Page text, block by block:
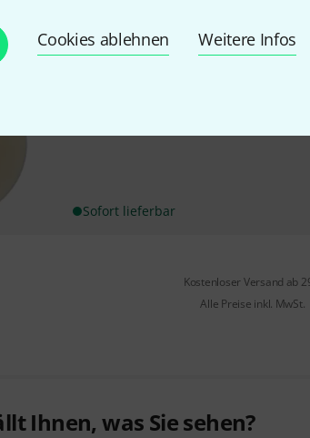
Cookies ablehnen Weitere Infos
Sofort lieferbar
Kostenloser Versand ab
Alle Preise inkl. MwSt.
Ihnen, was Sie sehen?